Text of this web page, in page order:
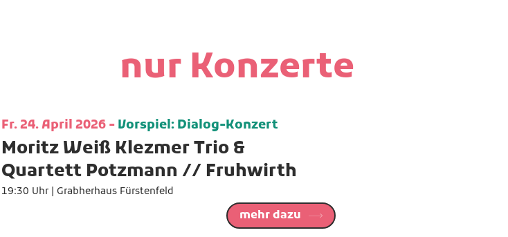
nur Konzerte
Fr. 24. April 2026 - Vorspiel: Dialog-Konzert
Moritz Weiß Klezmer Trio &
Quartett Potzmann // Fruhwirth
19:30 Uhr | Grabherhaus Fürstenfeld
mehr dazu